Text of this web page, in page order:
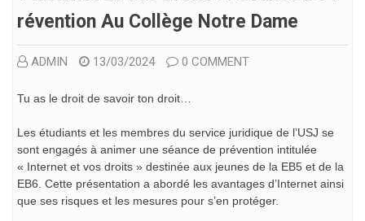
Révention Au Collège Notre Dame
ADMIN 13/03/2024 0 COMMENT
Tu as le droit de savoir ton droit…
Les étudiants et les membres du service juridique de l’USJ se
sont engagés à animer une séance de prévention intitulée
« Internet et vos droits » destinée aux jeunes de la EB5 et de la
EB6. Cette présentation a abordé les avantages d’Internet ainsi
que ses risques et les mesures pour s’en protéger.